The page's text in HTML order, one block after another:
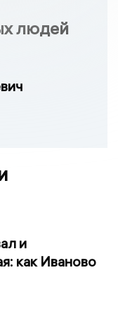
людей
и
как Иваново